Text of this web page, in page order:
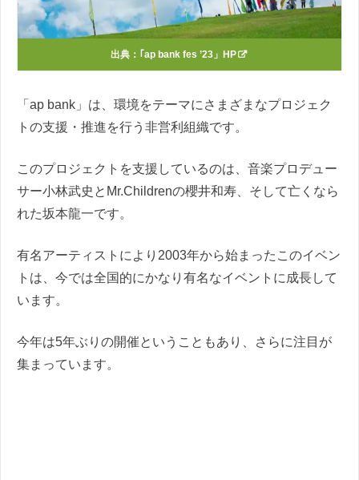
出典： ｢ap bank fes ’23」HP
「ap bank」は、環境をテーマにさまざまなプロジェク
トの支援・推進を行う非営利組織です。
このプロジェクトを支援しているのは、音楽プロデュー
サー小林武史とMr.Childrenの櫻井和寿、そして亡くなら
れた坂本龍一です。
有名アーティストにより2003年から始まったこのイベン
トは、今では全国的にかなり有名なイベントに成長して
います。
今年は5年ぶりの開催ということもあり、さらに注目が
集まっています。